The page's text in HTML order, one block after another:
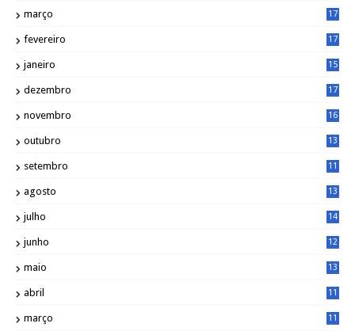
março
17
fevereiro
17
janeiro
15
dezembro
17
novembro
16
outubro
13
setembro
11
agosto
13
julho
14
junho
12
maio
13
abril
11
março
11